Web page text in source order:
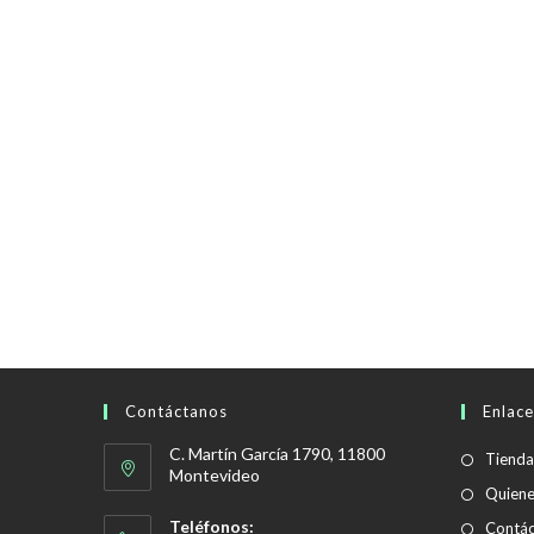
Contáctanos
C. Martín García 1790, 11800
Montevideo
Teléfonos:
Tienda